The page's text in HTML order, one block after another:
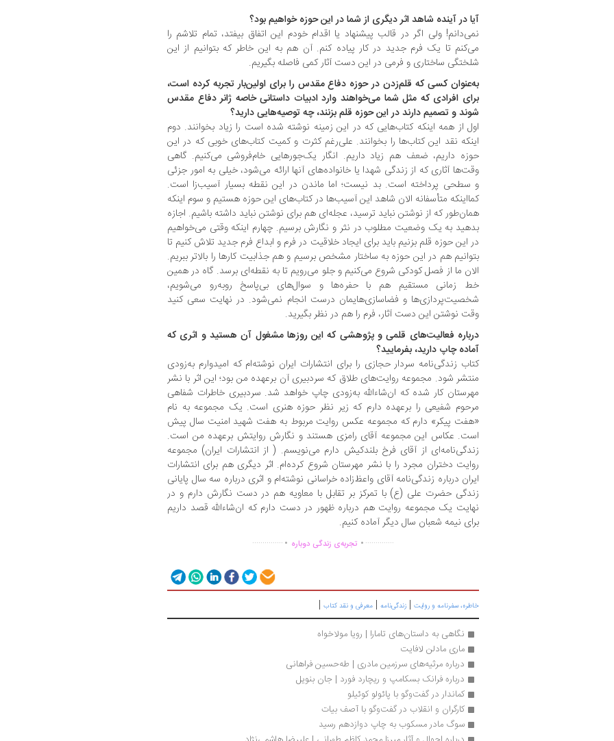
آیا در آینده شاهد اثر دیگری از شما در این حوزه خواهیم بود؟
نمی‌دانم! ولی اگر در قالب پیشنهاد یا اقدام خودم این اتفاق بیفتد، تمام تلاشم را
می‌کنم تا یک فرم جدید در کار پیاده کنم. آن هم به این خاطر که بتوانیم از این
شلختگی ساختاری و فرمی در این دست آثار کمی فاصله بگیریم.
به‌عنوان کسی که قلم‌زدن در حوزه دفاع مقدس را برای اولین‌بار تجربه کرده است،
برای افرادی که مثل شما می‌خواهند وارد ادبیات داستانی خاصه ژانر دفاع مقدس
شوند و تصمیم دارند در این حوزه قلم بزنند، چه توصیه‌هایی دارید؟
اول از همه اینکه کتاب‌هایی که در این زمینه نوشته شده است را زیاد بخوانند. دوم
اینکه نقد این کتاب‌ها را بخوانند. علی‌رغم کثرت و کمیت کتاب‌های خوبی که در این
حوزه داریم، ضعف هم زیاد داریم. انگار یک‌جورهایی خام‌فروشی می‌کنیم. گاهی
وقت‌ها آثاری که از زندگی شهدا یا خانواده‌های آنها ارائه می‌شود، خیلی به امور جزئی
و سطحی پرداخته است. بد نیست؛ اما ماندن در این نقطه بسیار آسیب‌زا است.
کمااینکه متأسفانه الان شاهد این آسیب‌ها در کتاب‌های این حوزه هستیم و سوم اینکه
همان‌طور که از نوشتن نباید ترسید، عجله‌ای هم برای نوشتن نباید داشته باشیم. اجازه
بدهید به یک وضعیت مطلوب در نثر و نگارش برسیم. چهارم اینکه وقتی می‌خواهیم
در این حوزه قلم بزنیم باید برای ایجاد خلاقیت در فرم و ابداع فرم جدید تلاش کنیم تا
بتوانیم هم در این حوزه به ساختار مشخص برسیم و هم جذابیت کارها را بالاتر ببریم.
الان ما از فصل کودکی شروع می‌کنیم و جلو می‌رویم تا به نقطه‌ای برسد. گاه در همین
خط زمانی مستقیم هم با حفره‌ها و سوال‌های بی‌پاسخ روبه‌رو می‌شویم،
شخصیت‌پردازی‌ها و فضاسازی‌هایمان درست انجام نمی‌شود. در نهایت سعی کنید
وقت نوشتن این دست آثار، فرم را هم در نظر بگیرید.
درباره فعالیت‌های قلمی و پژوهشی که این روزها مشغول آن هستید و اثری که
آماده چاپ دارید، بفرمایید؟
کتاب زندگی‌نامه سردار حجازی را برای انتشارات ایران نوشته‌ام که امیدوارم به‌زودی
منتشر شود. مجموعه روایت‌های طلاق که سردبیری آن برعهده من بود؛ این اثر با نشر
مهرستان کار شده که ان‌شاءالله به‌زودی چاپ خواهد شد. سردبیری خاطرات شفاهی
مرحوم شفیعی را برعهده دارم که زیر نظر حوزه هنری است. یک مجموعه به نام
«هفت پیکر» دارم که مجموعه عکس روایت مربوط به هفت شهید امنیت سال پیش
است. عکاس این مجموعه آقای رامزی هستند و نگارش روایتش برعهده من است.
زندگی‌نامه‌ای از آقای فرخ بلندکیش دارم می‌نویسم. ( از انتشارات ایران) مجموعه
روایت دختران مجرد را با نشر مهرستان شروع کرده‌ام. اثر دیگری هم برای انتشارات
ایران درباره زندگی‌نامه آقای واعظ‌‌زاده خراسانی نوشته‌ام و اثری درباره سه سال پایانی
زندگی حضرت علی (ع) با تمرکز بر تقابل با معاویه هم در دست نگارش دارم و در
نهایت یک مجموعه روایت هم درباره ظهور در دست دارم که ان‌شاءالله قصد داریم
برای نیمه شعبان سال دیگر آماده کنیم.
............... . تجربه‌ی زندگی دوباره ...............
خاطره، سفرنامه‌ و روایت | زندگی‌نامه | معرفی و نقد کتاب |
نگاهی به داستان‌های تامارا | رویا مولاخواه
ماری مادلن لافایت
درباره مرثیه‌های سرزمین مادری | طه‌حسین فراهانی
درباره فرانک ‌بسکامپ و ریچارد فورد | جان بنویل
کماندار در گفت‌وگو با پائولو کوئیلو
کارگران و انقلاب در گفت‌وگو با آصف بیات
سوگ مادر مسکوب به چاپ دوازدهم رسید